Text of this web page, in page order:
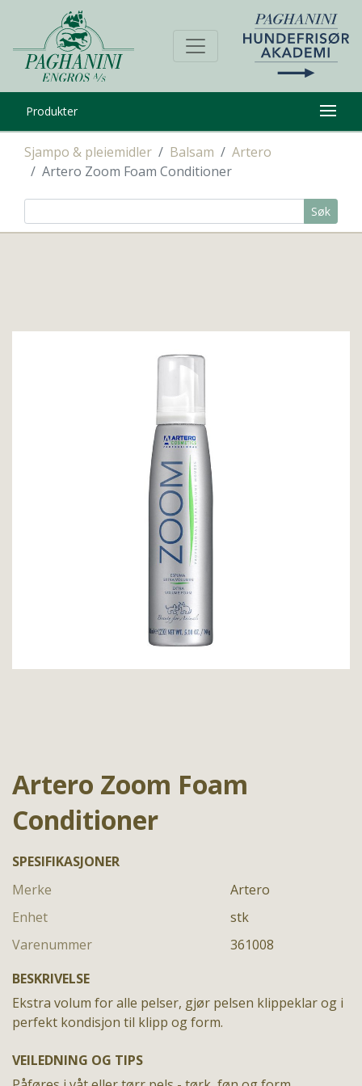
Produkter
Sjampo & pleiemidler Balsam
Artero
Artero Zoom Foam Conditioner
Søk
Artero Zoom Foam
Conditioner
SPESIFIKASJONER
Merke
Artero
Enhet
stk
Varenummer
361008
BESKRIVELSE
Ekstra volum for alle pelser, gjør pelsen klippeklar og i
perfekt kondisjon til klipp og form.
VEILEDNING OG TIPS